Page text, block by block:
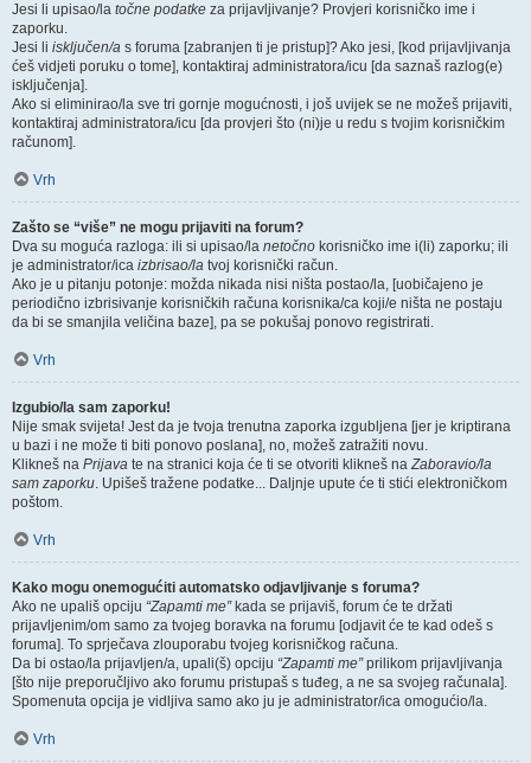
Jesi li upisao/la točne podatke za prijavljivanje? Provjeri korisničko ime i
zaporku.
Jesi li isključen/a s foruma [zabranjen ti je pristup]? Ako jesi, [kod prijavljivanja
ćeš vidjeti poruku o tome], kontaktiraj administratora/icu [da saznaš razlog(e)
isključenja].
Ako si eliminirao/la sve tri gornje mogućnosti, i još uvijek se ne možeš prijaviti,
kontaktiraj administratora/icu [da provjeri što (ni)je u redu s tvojim korisničkim
računom].
Vrh
Zašto se “više” ne mogu prijaviti na forum?
Dva su moguća razloga: ili si upisao/la netočno korisničko ime i(li) zaporku; ili
je administrator/ica izbrisao/la tvoj korisnički račun.
Ako je u pitanju potonje: možda nikada nisi ništa postao/la, [uobičajeno je
periodično izbrisivanje korisničkih računa korisnika/ca koji/e ništa ne postaju
da bi se smanjila veličina baze], pa se pokušaj ponovo registrirati.
Vrh
Izgubio/la sam zaporku!
Nije smak svijeta! Jest da je tvoja trenutna zaporka izgubljena [jer je kriptirana
u bazi i ne može ti biti ponovo poslana], no, možeš zatražiti novu.
Klikneš na Prijava te na stranici koja će ti se otvoriti klikneš naZaboravio/la
sam zaporku. Upišeš tražene podatke... Daljnje upute će ti stići elektroničkom
poštom.
Vrh
Kako mogu onemogućiti automatsko odjavljivanje s foruma?
Ako ne upališ opciju “Zapamti me”kada se prijaviš, forum će te držati
prijavljenim/om samo za tvojeg boravka na forumu [odjavit će te kad odeš s
foruma]. To sprječava zlouporabu tvojeg korisničkog računa.
Da bi ostao/la prijavljen/a, upali(š) opciju “Zapamti me”prilikom prijavljivanja
[što nije preporučljivo ako forumu pristupaš s tuđeg, a ne sa svojeg računala].
Spomenuta opcija je vidljiva samo ako ju je administrator/ica omogućio/la.
Vrh